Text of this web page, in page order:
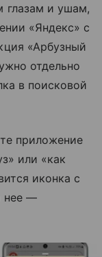
глазам и ушам,
«Яндекс» с
«Арбузный
отдельно
в поисковой
приложение
или «как
иконка с
нее —